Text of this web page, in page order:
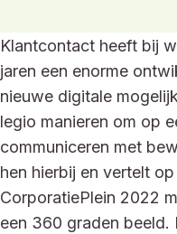
Klantcontact heeft bij
jaren een enorme
nieuwe digitale
legio manieren om op
communiceren met
hen hierbij en vertelt
CorporatiePlein 2022
een 360 graden beeld.